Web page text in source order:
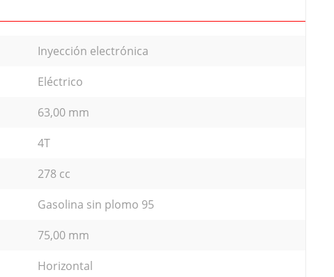
Inyección electrónica
Eléctrico
63,00 mm
4T
278 cc
Gasolina sin plomo 95
75,00 mm
Horizontal